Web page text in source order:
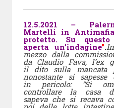
12.5.2021 –
Martelli in
protetto. Su
aperta un’indagine”.
mezzo dalla
da Claudio Fava, l’ex
il dito sulla mancata
nonostante si
in pericolo: “Si
controllare la casa
sapeva che si recava